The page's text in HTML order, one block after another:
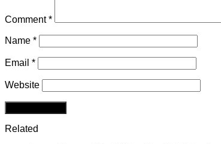
Comment*
Name *
Email *
Website
Related